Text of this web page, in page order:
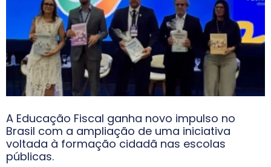
A Educação Fiscal ganha novo impulso no
Brasil com a ampliação de uma iniciativa
voltada à formação cidadã nas escolas
públicas.